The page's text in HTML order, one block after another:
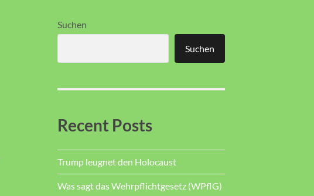
Suchen
Suchen
Recent Posts
Trump leugnet den Holocaust
Was sagt das Wehrpflichtgesetz (WPflG)